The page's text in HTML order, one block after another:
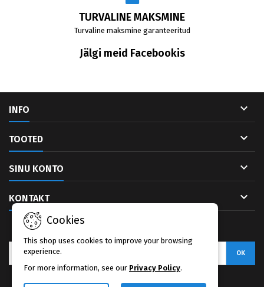
TURVALINE MAKSMINE
Turvaline maksmine garanteeritud
Jälgi meid Facebookis
INFO 
TOOTED 
SINU KONTO 
KONTAKT 
Cookies
This shop uses cookies to improve your browsing
experience.
For more information, see our Privacy Policy.